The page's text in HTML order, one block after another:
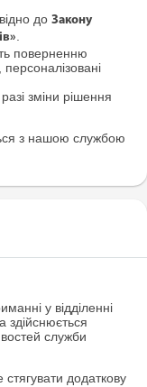
до Закону
.
поверненню
персоналізовані
зміни рішення
з нашою службою
у відділенні
здійснюється
служби
додаткову